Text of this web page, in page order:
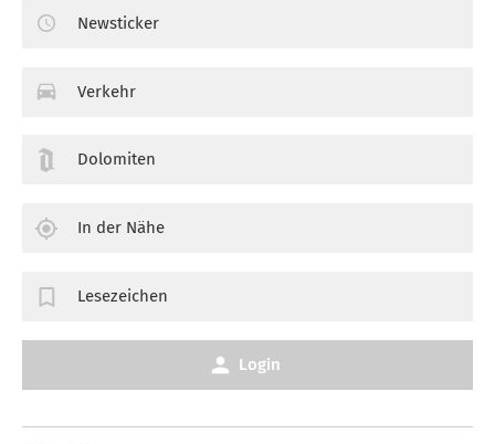
Newsticker
Verkehr
Dolomiten
In der Nähe
Lesezeichen
Login